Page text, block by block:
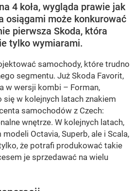
4 koła, wygląda prawie jak
osiągami może konkurować
pierwsza Skoda, która
tylko wymiarami.
samochody, które trudno
segmentu. Już Skoda Favorit,
w wersji kombi – Forman,
się w kolejnych latach znakiem
samochodów z Czech:
wnętrze. W kolejnych latach,
Octavia, Superb, ale i Scala,
że potrafi produkować takie
je sprzedawać na wielu